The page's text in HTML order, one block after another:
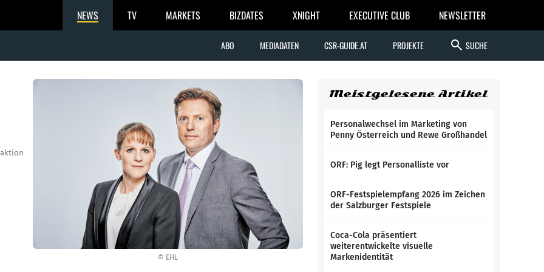
NEWS TV MARKETS BIZDATES XNIGHT EXECUTIVE CLUB NEWSLETTER
ABO MEDIADATEN CSR-GUIDE.AT PROJEKTE search SUCHE
© EHL
Meistgelesene Artikel
Personalwechsel im Marketing von
Penny Österreich und Rewe Großhandel
ORF: Pig legt Personalliste vor
ORF-Festspielempfang 2026 im Zeichen
der Salzburger Festspiele
Coca-Cola präsentiert
weiterentwickelte visuelle
Markenidentität